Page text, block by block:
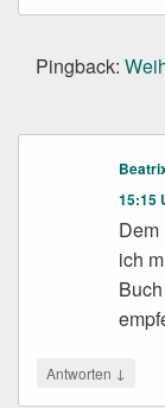
Pingback:
15:15
ich
Antworten ↓